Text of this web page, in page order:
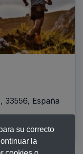
su correcto
la
33556, España